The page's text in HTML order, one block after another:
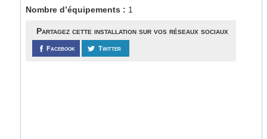
Nombre d’équipements : 1
Partagez cette installation sur vos réseaux sociaux
Facebook Twitter